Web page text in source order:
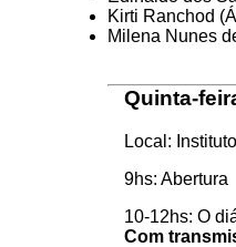
Kirti Ranchod
Milena Nunes
Quinta-
Local:
9hs: Abertura
10-12hs: O
Com